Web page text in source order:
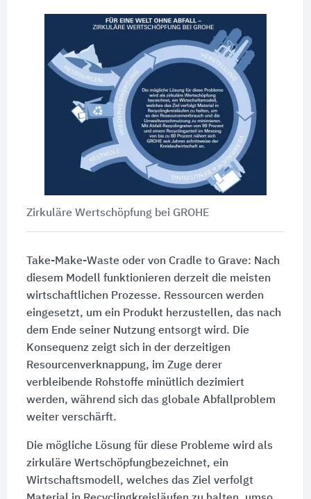
Zirkuläre Wertschöpfung bei GROHE
Take-Make-Waste oder von Cradle to Grave: Nach
diesem Modell funktionieren derzeit die meisten
wirtschaftlichen Prozesse. Ressourcen werden
eingesetzt, um ein Produkt herzustellen, das nach
dem Ende seiner Nutzung entsorgt wird. Die
Konsequenz zeigt sich in der derzeitigen
Resourcenverknappung, im Zuge derer
verbleibende Rohstoffe minütlich dezimiert
werden, während sich das globale Abfallproblem
weiter verschärft.
Die mögliche Lösung für diese Probleme wird als
zirkuläre Wertschöpfungbezeichnet, ein
Wirtschaftsmodell, welches das Ziel verfolgt